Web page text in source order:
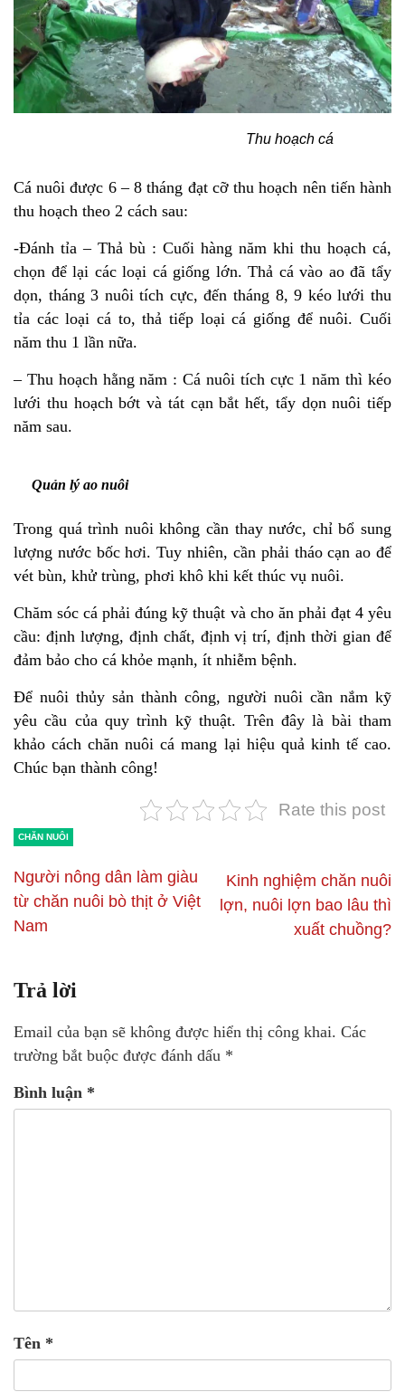
Thu hoạch cá
Cá nuôi được 6 – 8 tháng đạt cỡ thu hoạch nên tiến hành
thu hoạch theo 2 cách sau:
-Ðánh tỉa – Thả bù : Cuối hàng năm khi thu hoạch cá,
chọn để lại các loại cá giống lớn. Thả cá vào ao đã tẩy
dọn, tháng 3 nuôi tích cực, đến tháng 8, 9 kéo lưới thu
tỉa các loại cá to, thả tiếp loại cá giống để nuôi. Cuối
năm thu 1 lần nữa.
– Thu hoạch hằng năm : Cá nuôi tích cực 1 năm thì kéo
lưới thu hoạch bớt và tát cạn bắt hết, tẩy dọn nuôi tiếp
năm sau.
Quản lý ao nuôi
Trong quá trình nuôi không cần thay nước, chỉ bổ sung
lượng nước bốc hơi. Tuy nhiên, cần phải tháo cạn ao để
vét bùn, khử trùng, phơi khô khi kết thúc vụ nuôi.
Chăm sóc cá phải đúng kỹ thuật và cho ăn phải đạt 4 yêu
cầu: định lượng, định chất, định vị trí, định thời gian để
đảm bảo cho cá khỏe mạnh, ít nhiễm bệnh.
Để nuôi thủy sản thành công, người nuôi cần nắm kỹ
yêu cầu của quy trình kỹ thuật. Trên đây là bài tham
khảo cách chăn nuôi cá mang lại hiệu quả kinh tế cao.
Chúc bạn thành công!
Rate this post
CHĂN NUÔI
Người nông dân làm giàu
từ chăn nuôi bò thịt ở Việt
Nam
Kinh nghiệm chăn nuôi
lợn, nuôi lợn bao lâu thì
xuất chuồng?
Trả lời
Email của bạn sẽ không được hiển thị công khai. Các
trường bắt buộc được đánh dấu *
Bình luận *
Tên *